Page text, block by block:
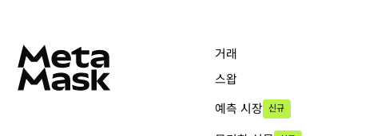
거래
스왑
예측 시장 신규